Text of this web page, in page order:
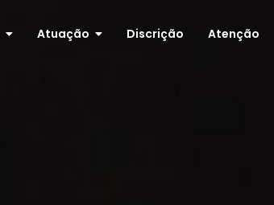
Atuação Discrição Atenção